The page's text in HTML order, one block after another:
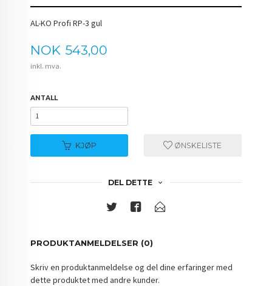
AL-KO Profi RP-3 gul
Pris
NOK 543,00
inkl. mva.
ANTALL
KJØP ØNSKELISTE
DEL DETTE
PRODUKTANMELDELSER (0)
Skriv en produktanmeldelse og del dine erfaringer med
dette produktet med andre kunder.